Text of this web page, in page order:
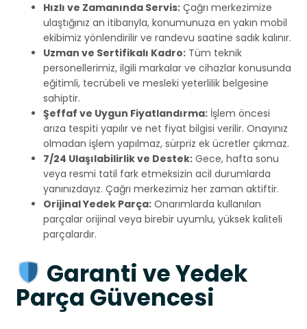
Hızlı ve Zamanında Servis: Çağrı merkezimize
ulaştığınız an itibarıyla, konumunuza en yakın mobil
ekibimiz yönlendirilir ve randevu saatine sadık kalınır.
Uzman ve Sertifikalı Kadro: Tüm teknik
personellerimiz, ilgili markalar ve cihazlar konusunda
eğitimli, tecrübeli ve mesleki yeterlilik belgesine
sahiptir.
Şeffaf ve Uygun Fiyatlandırma: İşlem öncesi
arıza tespiti yapılır ve net fiyat bilgisi verilir. Onayınız
olmadan işlem yapılmaz, sürpriz ek ücretler çıkmaz.
7/24 Ulaşılabilirlik ve Destek: Gece, hafta sonu
veya resmi tatil fark etmeksizin acil durumlarda
yanınızdayız. Çağrı merkezimiz her zaman aktiftir.
Orijinal Yedek Parça: Onarımlarda kullanılan
parçalar orijinal veya birebir uyumlu, yüksek kaliteli
parçalardır.
Garanti ve Yedek
Parça Güvencesi